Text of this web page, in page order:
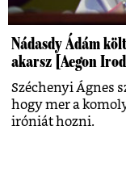
Nádasdy Ádám
akarsz [Aegon
Széchenyi Ágnes
hogy mer a
iróniát hozni.